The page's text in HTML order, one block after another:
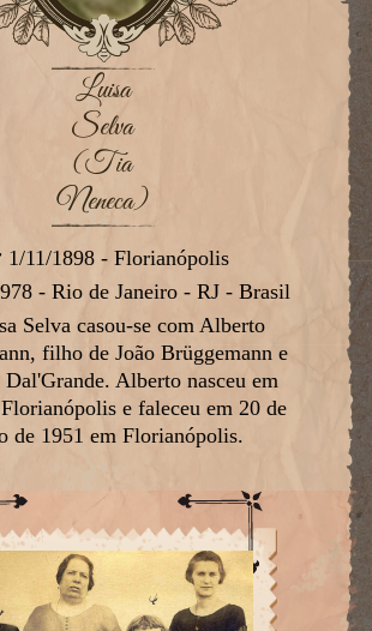
Luisa
Selva
(Tia
Neneca)
1/11/1898 - Florianópolis
- Rio de Janeiro - RJ - Brasil
Selva casou-se com Alberto
filho de João Brüggemann e
Dal'Grande. Alberto nasceu em
e faleceu em 20 de
de 1951 em Florianópolis.